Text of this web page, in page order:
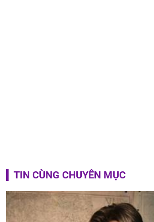
TIN CÙNG CHUYÊN MỤC